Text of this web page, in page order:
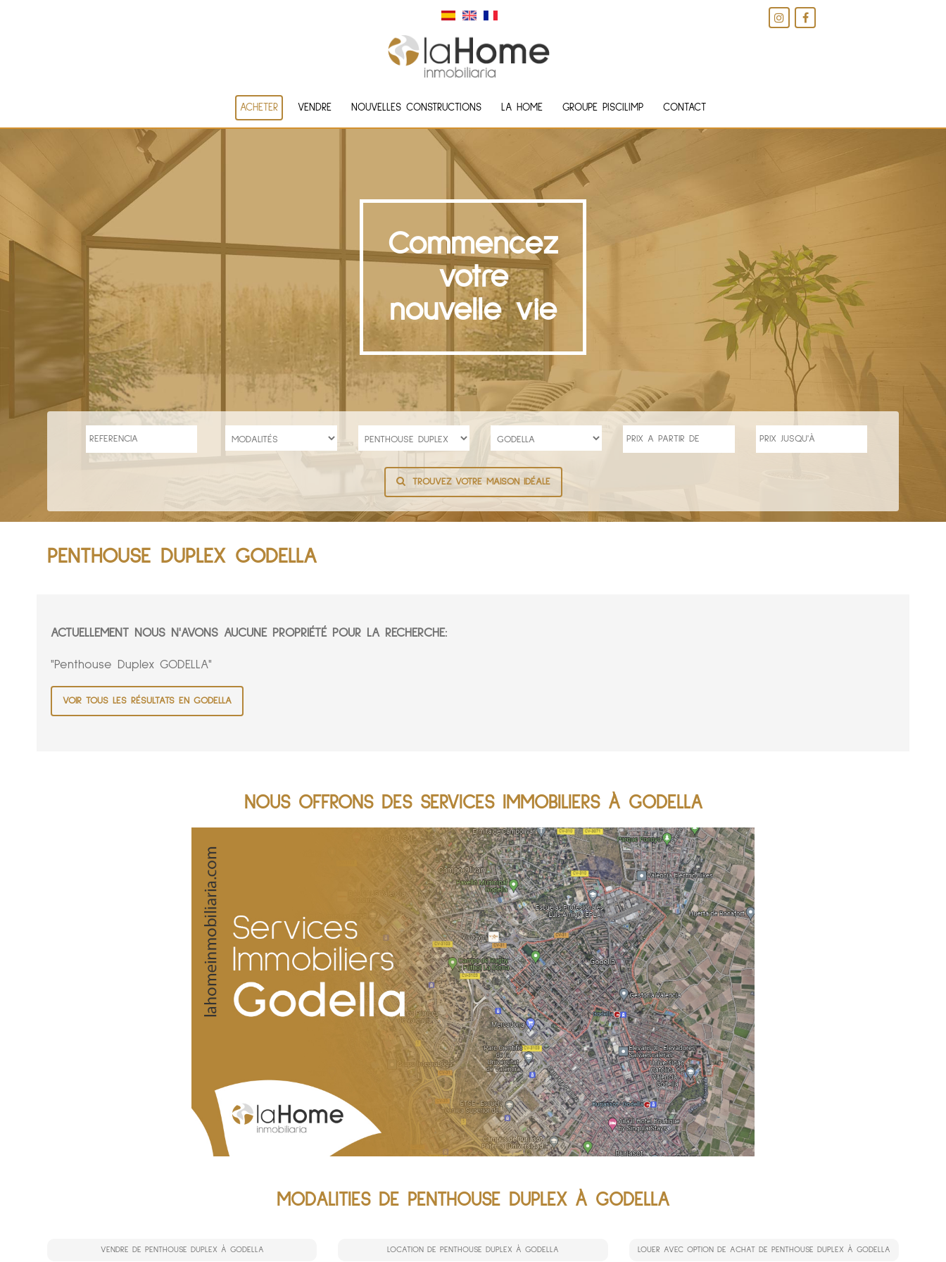
ACHETER VENDRE NOUVELLES CONSTRUCTIONS LA HOME GROUPE PISCILIMP CONTACT
Commencez
votre
nouvelle vie
TROUVEZ VOTRE MAISON IDÉALE
PENTHOUSE DUPLEX GODELLA
ACTUELLEMENT NOUS N'AVONS AUCUNE PROPRIÉTÉ POUR LA RECHERCHE:
"Penthouse Duplex GODELLA"
VOIR TOUS LES RÉSULTATS EN GODELLA
NOUS OFFRONS DES SERVICES IMMOBILIERS À GODELLA
MODALITIES DE PENTHOUSE DUPLEX À GODELLA
VENDRE DE PENTHOUSE DUPLEX À GODELLA LOCATION DE PENTHOUSE DUPLEX À GODELLA LOUER AVEC OPTION DE ACHAT DE PENTHOUSE DUPLEX À GODELLA